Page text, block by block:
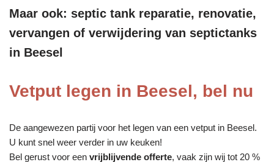
Maar ook: septic tank reparatie, renovatie,
vervangen of verwijdering van septictanks
in Beesel
Vetput legen in Beesel, bel nu
De aangewezen partij voor het legen van een vetput in Beesel.
U kunt snel weer verder in uw keuken!
Bel gerust voor een vrijblijvende offerte, vaak zijn wij tot 20 %